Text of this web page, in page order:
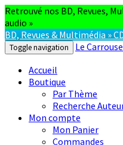
Retrouvé nos BD, Revues,
audio »
BD, Revues & Multimédia »
Toggle navigation
Le
Accueil
Boutique
Par Thème
Recherche
Mon compte
Mon Panier
Commandes